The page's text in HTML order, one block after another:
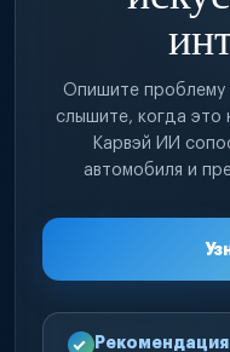
Опишите проблему
слышите, когда это
Карвэй ИИ
автомобиля и